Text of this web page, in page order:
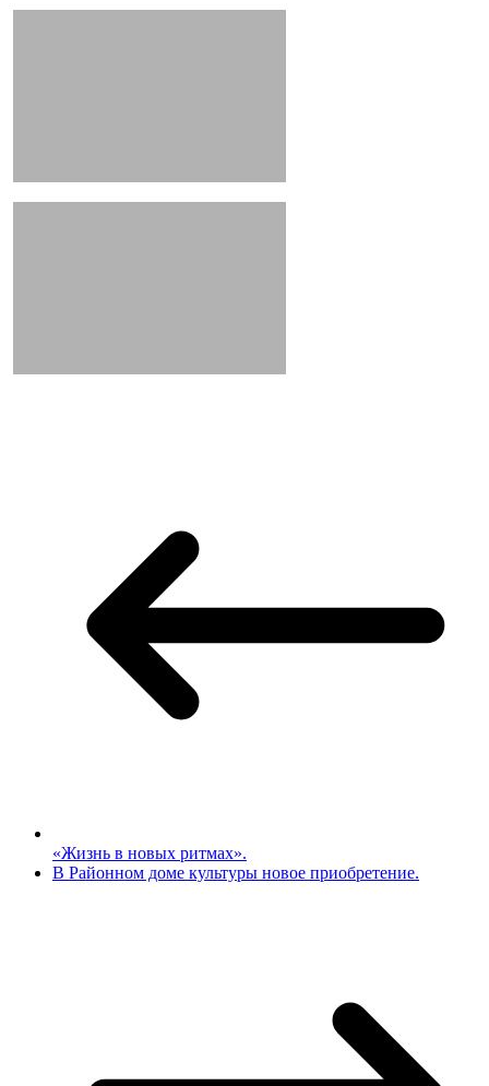
«Жизнь в новых ритмах».
В Районном доме культуры новое приобретение.